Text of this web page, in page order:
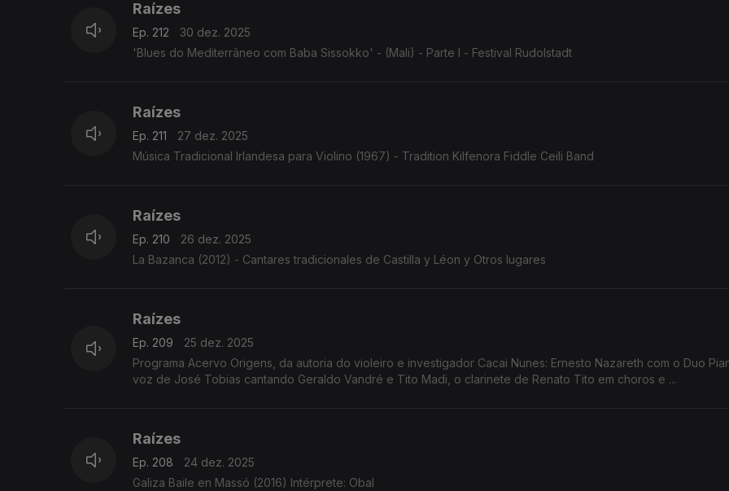
Raízes
Ep. 212
30 dez. 2025
'Blues do Mediterrâneo com Baba Sissokko' - (Mali) - Parte I - Festival Rudolstadt
Raízes
Ep. 211
27 dez. 2025
Música Tradicional Irlandesa para Violino (1967) - Tradition Kilfenora Fiddle Ceili Band
Raízes
Ep. 210
26 dez. 2025
La Bazanca (2012) - Cantares tradicionales de Castilla y Léon y Otros lugares
Raízes
Ep. 209
25 dez. 2025
Programa Acervo Origens, da autoria do violeiro e investigador Cacai Nunes: Ernesto Nazareth com o Duo Pianístico, a
voz de José Tobias cantando Geraldo Vandré e Tito Madi, o clarinete de Renato Tito em choros e ...
Raízes
Ep. 208
24 dez. 2025
Galiza Baile en Massó (2016) Intérprete: Obal